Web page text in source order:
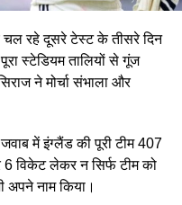
रहे दूसरे टेस्ट के तीसरे दिन
स्टेडियम तालियों से गूंज
ने मोर्चा संभाला और
में इंग्लैंड की पूरी टीम 407
विकेट लेकर न सिर्फ टीम को
अपने नाम किया।